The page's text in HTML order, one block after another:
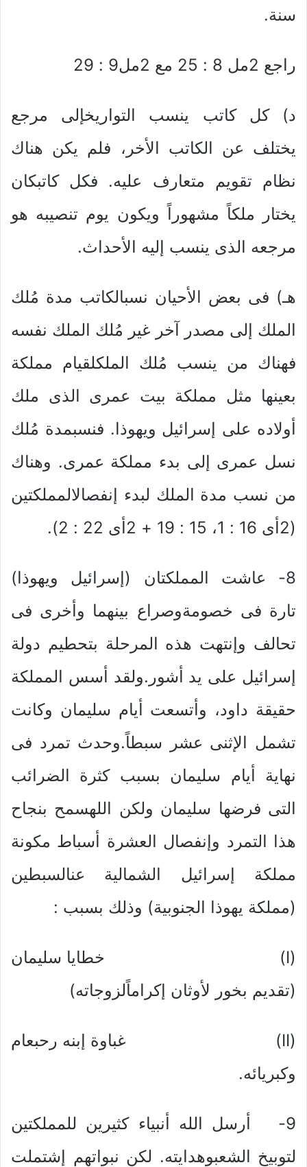
سنة.
راجع 2مل 8 : 25 مع 2مل9 : 29
د) كل كاتب ينسب التواريخإلى مرجع
يختلف عن الكاتب الأخر، فلم يكن هناك
نظام تقويم متعارف عليه. فكل كاتبكان
يختار ملكاً مشهوراً ويكون يوم تنصيبه هو
مرجعه الذى ينسب إليه الأحداث.
هـ) فى بعض الأحيان نسبالكاتب مدة مُلك
الملك إلى مصدر آخر غير مُلك الملك نفسه
فهناك من ينسب مُلك الملكلقيام مملكة
بعينها مثل مملكة بيت عمرى الذى ملك
أولاده على إسرائيل ويهوذا. فنسبمدة مُلك
نسل عمرى إلى بدء مملكة عمرى. وهناك
من نسب مدة الملك لبدء إنفصالالمملكتين
(2أى 16 : 1، 15 : 19 + 2أى 22 : 2).
8- عاشت المملكتان (إسرائيل ويهوذا)
تارة فى خصومةوصراع بينهما وأخرى فى
تحالف وإنتهت هذه المرحلة بتحطيم دولة
إسرائيل على يد أشور.ولقد أسس المملكة
حقيقة داود، وأتسعت أيام سليمان وكانت
تشمل الإثنى عشر سبطاً.وحدث تمرد فى
نهاية أيام سليمان بسبب كثرة الضرائب
التى فرضها سليمان ولكن اللهسمح بنجاح
هذا التمرد وإنفصال العشرة أسباط مكونة
مملكة إسرائيل الشمالية عنالسبطين
(مملكة يهوذا الجنوبية) وذلك بسبب :
(I) خطايا سليمان
(تقديم بخور لأوثان إكراماًلزوجاته)
(II) غباوة إبنه رحبعام
وكبريائه.
9- أرسل الله أنبياء كثيرين للمملكتين
لتوبيخ الشعبوهدايته. لكن نبواتهم إشتملت